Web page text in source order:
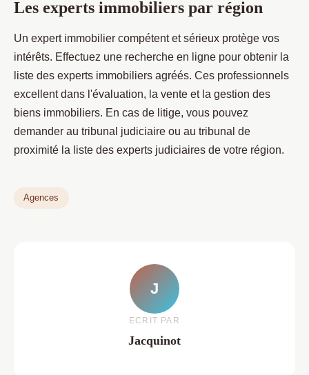
Les experts immobiliers par région
Un expert immobilier compétent et sérieux protège vos
intérêts. Effectuez une recherche en ligne pour obtenir la
liste des experts immobiliers agréés. Ces professionnels
excellent dans l'évaluation, la vente et la gestion des
biens immobiliers. En cas de litige, vous pouvez
demander au tribunal judiciaire ou au tribunal de
proximité la liste des experts judiciaires de votre région.
Agences
J
ECRIT PAR
Jacquinot